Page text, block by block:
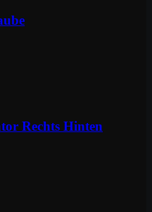
Rechts Hinten